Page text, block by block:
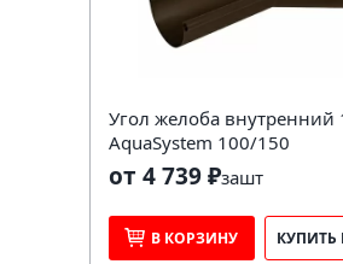
Угол желоба внутренний
AquaSystem 100/150
от 4 739 ₽зашт
В КОРЗИНУ КУПИТЬ